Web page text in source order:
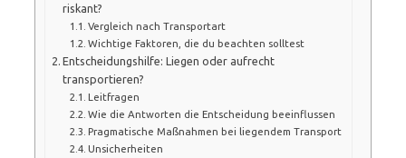
riskant?
Vergleich nach Transportart
Wichtige Faktoren, die du beachten solltest
Entscheidungshilfe: Liegen oder aufrecht
transportieren?
Leitfragen
Wie die Antworten die Entscheidung beeinflussen
Pragmatische Maßnahmen bei liegendem Transport
Unsicherheiten